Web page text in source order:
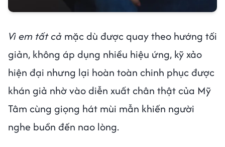
Vì em tất cả mặc dù được quay theo hướng tối
giản, không áp dụng nhiều hiệu ứng, kỹ xảo
hiện đại nhưng lại hoàn toàn chinh phục được
khán giả nhờ vào diễn xuất chân thật của Mỹ
Tâm cùng giọng hát mùi mẫn khiến người
nghe buồn đến nao lòng.